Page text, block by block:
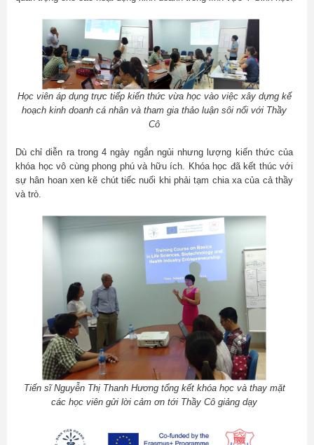
Học viên áp dụng trực tiếp kiến thức vừa học vào việc xây dựng kế
hoạch kinh doanh cá nhân và tham gia thảo luận sôi nổi với Thầy
Cô
Dù chỉ diễn ra trong 4 ngày ngắn ngủi nhưng lượng kiến thức của
khóa học vô cùng phong phú và hữu ích. Khóa học đã kết thúc với
sự hân hoan xen kẽ chút tiếc nuối khi phải tạm chia xa của cả thầy
và trò.
Tiến sĩ Nguyễn Thị Thanh Hương tổng kết khóa học và thay mặt
các học viên gửi lời cảm ơn tới Thầy Cô giảng dạy